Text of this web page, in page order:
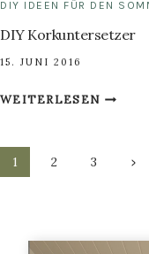
DIY IDEEN FÜR DEN
DIY Korkuntersetzer
15. JUNI 2016
WEITERLESENDIY
1 2 3